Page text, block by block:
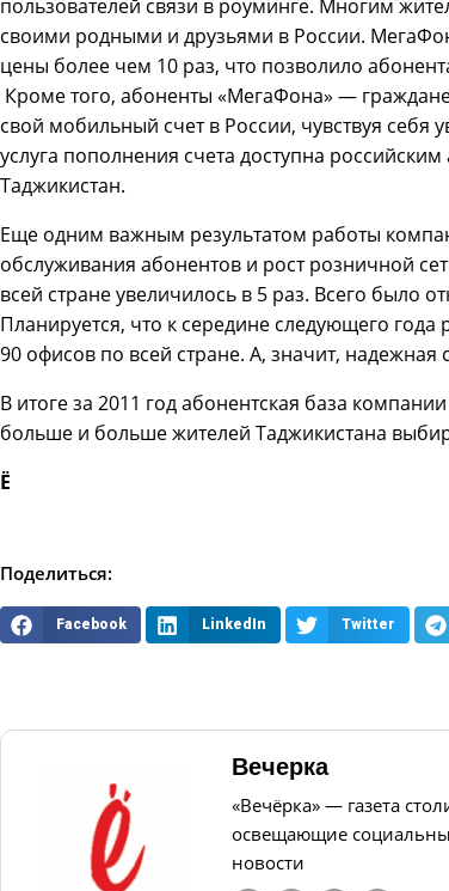
пользователей связи в роуминге. Многим
своими родными и друзьями в России.
цены более чем 10 раз, что позволило
Кроме того, абоненты «МегаФона» —
свой мобильный счет в России, чувствуя
услуга пополнения счета доступна
Таджикистан.
Еще одним важным результатом работы
обслуживания абонентов и рост розничной
всей стране увеличилось в 5 раз. Всего было
Планируется, что к середине следующего
90 офисов по всей стране. А, значит,
В итоге за 2011 год абонентская база
больше и больше жителей Таджикистана
Ё
Поделиться:
Facebook LinkedIn Twitter
Вечерка
«Вечёрка» — газета
освещающие
новости